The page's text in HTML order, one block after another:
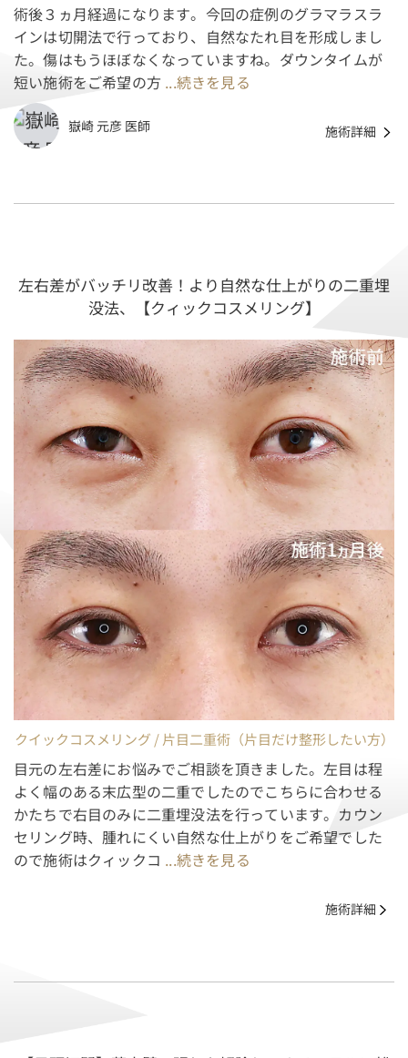
術後３ヵ月経過になります。今回の症例のグラマラスラ
インは切開法で行っており、自然なたれ目を形成しまし
た。傷はもうほぼなくなっていますね。ダウンタイムが
短い施術をご希望の方 ...続きを見る
嶽崎 元彦 医師 施術詳細
左右差がバッチリ改善！より自然な仕上がりの二重埋
没法、【クィックコスメリング】
クイックコスメリング / 片目二重術（片目だけ整形したい方）
目元の左右差にお悩みでご相談を頂きました。左目は程
よく幅のある末広型の二重でしたのでこちらに合わせる
かたちで右目のみに二重埋没法を行っています。カウン
セリング時、腫れにくい自然な仕上がりをご希望でした
ので施術はクィックコ ...続きを見る
施術詳細